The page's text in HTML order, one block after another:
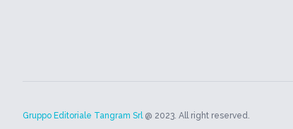
Gruppo Editoriale Tangram Srl @ 2023. All right reserved.